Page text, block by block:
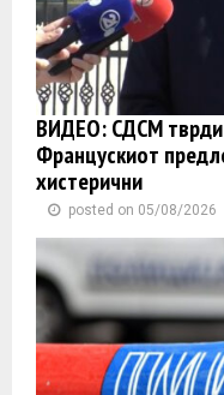
ВИДЕО: СДСМ тврди
Францускиот
хистерични
posted on 05/08/2026